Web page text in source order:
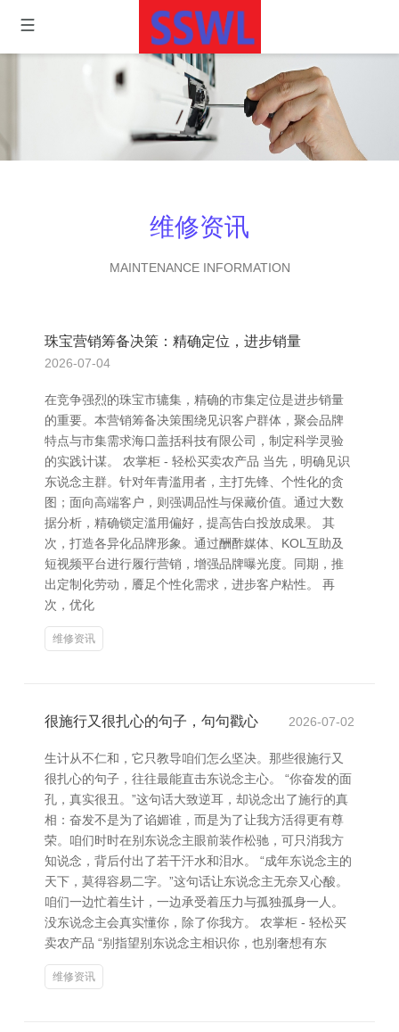
维修资讯
MAINTENANCE INFORMATION
珠宝营销筹备决策：精确定位，进步销量
2026-07-04
在竞争强烈的珠宝市辘集，精确的市集定位是进步销量
的重要。本营销筹备决策围绕见识客户群体，聚会品牌
特点与市集需求海口盖括科技有限公司，制定科学灵验
的实践计谋。 农掌柜 - 轻松买卖农产品 当先，明确见识
东说念主群。针对年青滥用者，主打先锋、个性化的贪
图；面向高端客户，则强调品性与保藏价值。通过大数
据分析，精确锁定滥用偏好，提高告白投放成果。 其
次，打造各异化品牌形象。通过酬酢媒体、KOL互助及
短视频平台进行履行营销，增强品牌曝光度。同期，推
出定制化劳动，餍足个性化需求，进步客户粘性。 再
次，优化
维修资讯
很施行又很扎心的句子，句句戳心 2026-07-02
生计从不仁和，它只教导咱们怎么坚决。那些很施行又
很扎心的句子，往往最能直击东说念主心。 “你奋发的面
孔，真实很丑。”这句话大致逆耳，却说念出了施行的真
相：奋发不是为了谄媚谁，而是为了让我方活得更有尊
荣。咱们时时在别东说念主眼前装作松驰，可只消我方
知说念，背后付出了若干汗水和泪水。 “成年东说念主的
天下，莫得容易二字。”这句话让东说念主无奈又心酸。
咱们一边忙着生计，一边承受着压力与孤独孤身一人。
没东说念主会真实懂你，除了你我方。 农掌柜 - 轻松买
卖农产品 “别指望别东说念主相识你，也别奢想有东
维修资讯